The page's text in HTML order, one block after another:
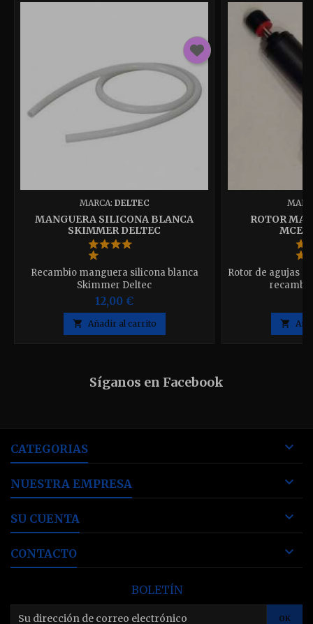
MARCA: DELTEC
MANGUERA SILICONA BLANCA
SKIMMER DELTEC
Recambio manguera silicona blanca
Skimmer Deltec
12,00 €
 Añadir al carrito
ROTOR
Rotor de agujas

Síganos en Facebook
CATEGORIAS 
NUESTRA EMPRESA 
SU CUENTA 
CONTACTO 
BOLETÍN